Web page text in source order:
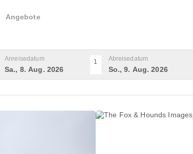
Angebote
Anreisedatum
Sa., 8. Aug. 2026
1 Abreisedatum
So., 9. Aug. 2026